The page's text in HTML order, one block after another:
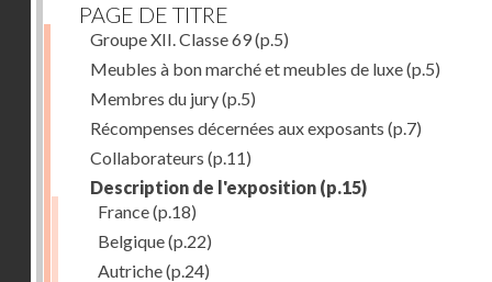
PAGE DE TITRE
Groupe XII. Classe 69(p.5)
Meubles à bon marché et meubles de luxe(p.5)
Membres du jury(p.5)
Récompenses décernées aux exposants (p.7)
Collaborateurs (p.11)
Description de l'exposition (p.15)
France(p.18)
Belgique(p.22)
Autriche(p.24)